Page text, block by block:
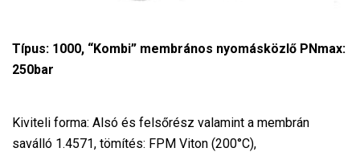
Típus: 1000, “Kombi” membrános nyomásközlő PNmax:
250bar
Kiviteli forma: Alsó és felsőrész valamint a membrán
saválló 1.4571, tömítés: FPM Viton (200°C),